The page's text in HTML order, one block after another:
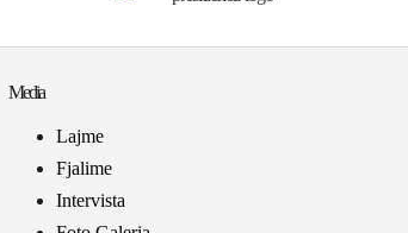
Media
Lajme
Fjalime
Intervista